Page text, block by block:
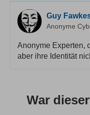
Guy
Anonyme
Anonyme Experten,
aber ihre Identität
War